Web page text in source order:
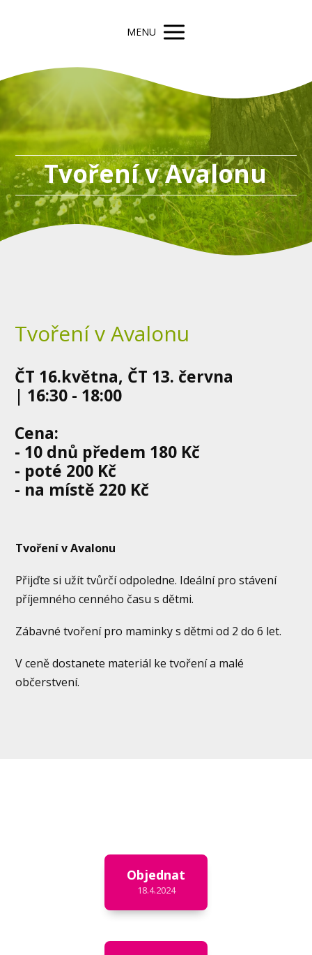
MENU
Tvoření v Avalonu
Tvoření v Avalonu
ČT 16.května, ČT 13. června
| 16:30 - 18:00
Cena:
- 10 dnů předem 180 Kč
- poté 200 Kč
- na místě 220 Kč
Tvoření v Avalonu
Přijďte si užít tvůrčí odpoledne. Ideální pro stávení
příjemného cenného času s dětmi.
Zábavné tvoření pro maminky s dětmi od 2 do 6 let.
V ceně dostanete materiál ke tvoření a malé
občerstvení.
Objednat
18.4.2024